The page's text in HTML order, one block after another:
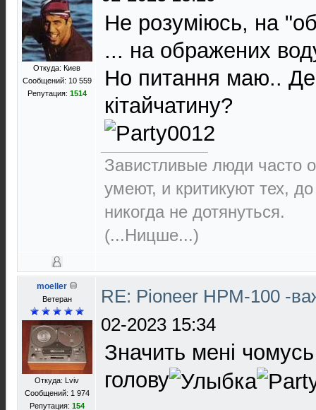
Откуда: Киев
Сообщений: 10 559
Репутация: 1514
Не розуміюсь, на
... на ображених
Но питання маю.. Де
кітайчатину?
Завистливые люди часто
умеют, и критикуют тех,
никогда не дотянуться.
(...Ницше...)
moeller
Ветеран
Откуда: Lviv
Сообщений: 1 974
Репутация: 154
RE: Pioneer HPM-100 -
02-2023 15:34
Значить мені
голову